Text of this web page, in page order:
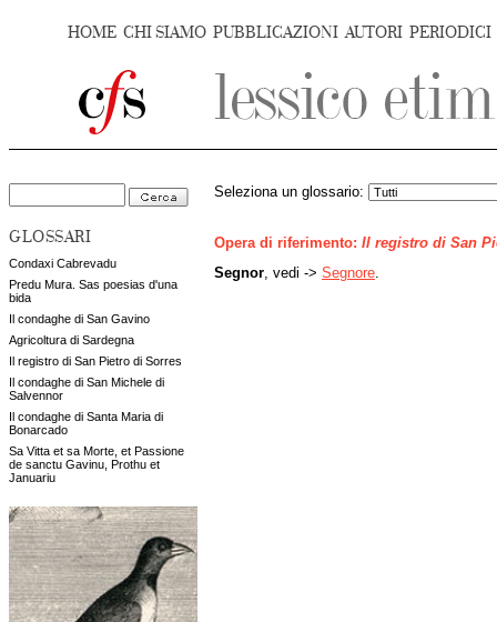
HOME CHI SIAMO PUBBLICAZIONI AUTORI PERIODICI
GLOSSARI
Condaxi Cabrevadu
Predu Mura. Sas poesias d'una
bida
Il condaghe di San Gavino
Agricoltura di Sardegna
Il registro di San Pietro di Sorres
Il condaghe di San Michele di
Salvennor
Il condaghe di Santa Maria di
Bonarcado
Sa Vitta et sa Morte, et Passione
de sanctu Gavinu, Prothu et
Januariu
Seleziona un glossario:
Opera di riferimento: Il registro di San
Segnor , vedi -> Segnore